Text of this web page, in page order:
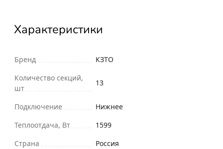
Характеристики
Бренд
КЗТО
Количество секций,
шт
13
Подключение
Нижнее
Теплоотдача, Вт
1599
Страна
Россия